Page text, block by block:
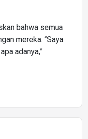
bahwa semua
mereka. “Saya
adanya,”